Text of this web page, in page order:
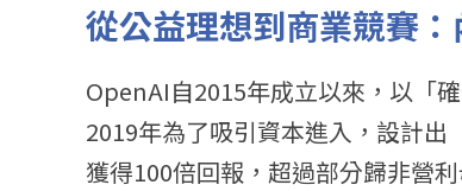
從公益理想到商業競賽
OpenAI自2015年成立以來，以「
2019年為了吸引資本進入，設計
獲得100倍回報，超過部分歸非營